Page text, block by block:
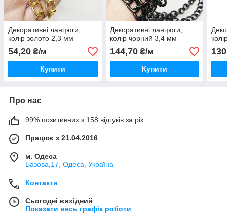
Декоративні ланцюги,
колір золото 2,3 мм
54,20 ₴/м
Купити
Декоративні ланцюги,
колір чорний 3,4 мм
144,70₴/м
Купити
Про нас
99% позитивних з 158 відгуків за рік
Працює з 21.04.2016
м. Одеса
Базова,17, Одеса, Україна
Контакти
Сьогодні вихідний
Показати весь графік роботи